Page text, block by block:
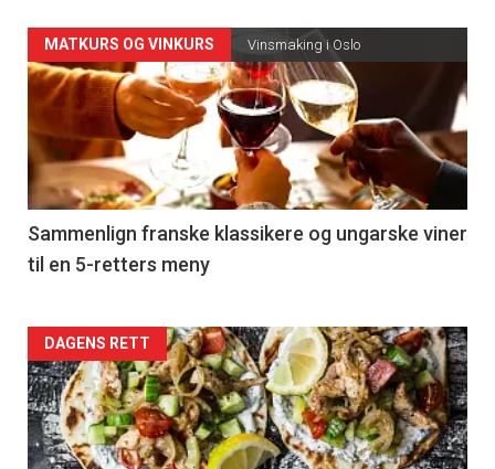
Forsiden
akkurat
nå
-
5
MATKURS OG VINKURS Vinsmaking i Oslo
Sammenlign franske klassikere og ungarske viner
til en 5-retters meny
Forsiden
akkurat
nå
DAGENS RETT